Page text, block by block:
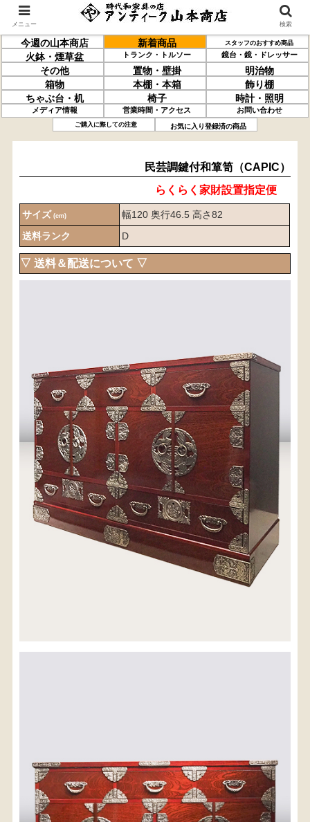
今週の山本商店 新着商品 スタッフのおすすめ商品
火鉢・煙草盆 トランク・トルソー 鏡台・鏡・ドレッサー
その他 置物・壁掛
明治物
箱物
本棚・本箱
飾り棚
ちゃぶ台・机
椅子 時計・照明
メディア情報 営業時間・アクセス お問い合わせ
ご購入に際しての注意 お気に入り登録済の商品
民芸調鍵付 和箪笥（CAPIC）
民芸調鍵付和箪笥（CAPIC）
らくらく家財設置指定便
サイズ (cm)
幅120 奥行46.5 高さ82
送料ランク
D
▽ 送料＆配送について ▽
・ご購入手続きを進める途中で「宅急便」を選択いた
だくと、自動的に送料が加算されます。
・配送についての詳細は、こちら→
【送料を確認する】
お届け先、送料ランクを選択する事で送料が表
示されます。
お届け先
送料ランク
メニュー 検索